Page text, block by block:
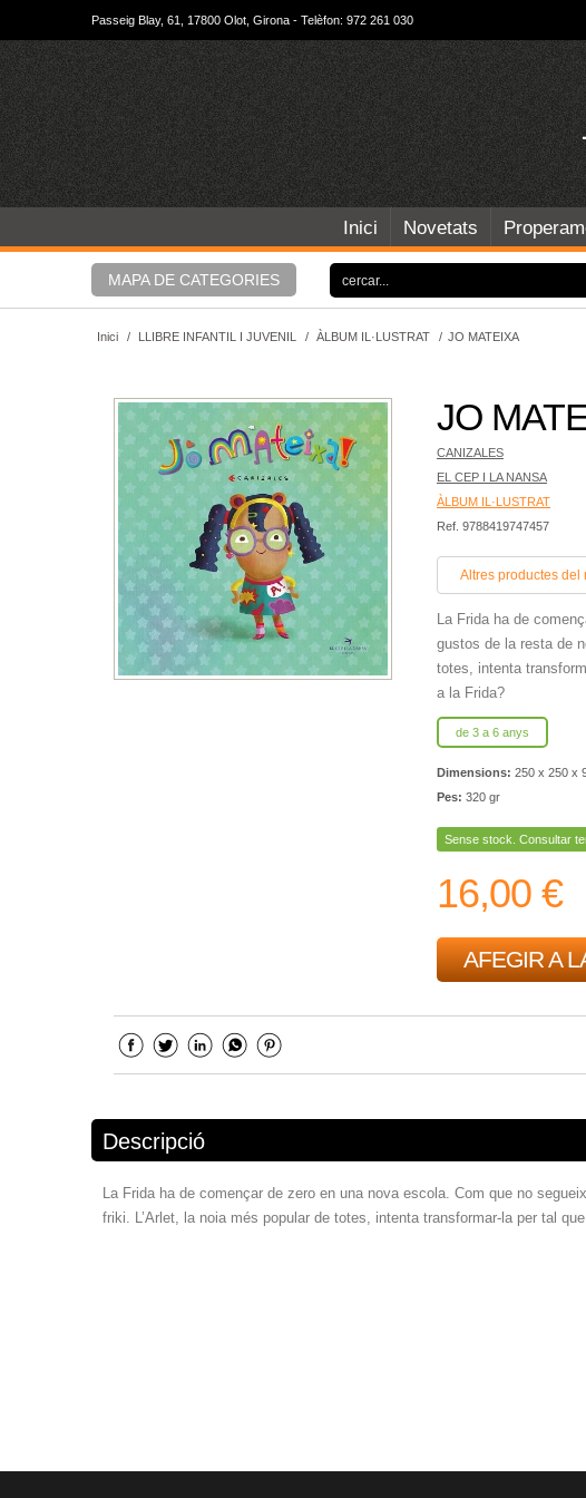
Passeig Blay, 61, 17800 Olot, Girona - Telèfon: 972 261 030
Inici Novetats
MAPA DE CATEGORIES
Inici / LLIBRE INFANTIL I JUVENIL / ÀLBUM IL·LUSTRAT / JO MATEIXA
JO
CANIZALES
EL CEP I LA NANSA
ÀLBUM IL·LUSTRAT
Ref. 9788419747457
Altres productes del
La Frida ha de
gustos de la resta de
totes, intenta
a la Frida?
de 3 a 6 anys
Dimensions: 250 x 250 x
Pes: 320 gr
Sense stock. Consultar
16,00 €
AFEGIR A
Descripció
La Frida ha de començar de zero en una nova escola. Com que no
friki. L’Arlet, la noia més popular de totes, intenta transformar-la per tal